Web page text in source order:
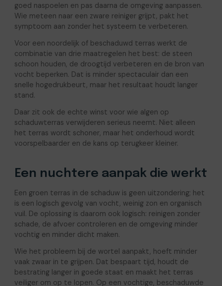
goed naspoelen en pas daarna de omgeving aanpassen.
Wie meteen naar een zware reiniger grijpt, pakt het
symptoom aan zonder het systeem te verbeteren.
Voor een noordelijk of beschaduwd terras werkt de
combinatie van drie maatregelen het best: de steen
schoon houden, de droogtijd verbeteren en de bron van
vocht beperken. Dat is minder spectaculair dan een
snelle hogedrukbeurt, maar het resultaat houdt langer
stand.
Daar zit ook de echte winst voor wie algen op
schaduwterras verwijderen serieus neemt. Niet alleen
het terras wordt schoner, maar het onderhoud wordt
voorspelbaarder en de kans op terugkeer kleiner.
Een nuchtere aanpak die werkt
Een groen terras in de schaduw is geen uitzondering; het
is een logisch gevolg van vocht, weinig zon en organisch
vuil. De oplossing is daarom ook logisch: reinigen zonder
schade, de afvoer controleren en de omgeving minder
vochtig en minder dicht maken.
Wie het probleem bij de wortel aanpakt, hoeft minder
vaak zwaar in te grijpen. Dat bespaart tijd, houdt de
bestrating langer in goede staat en maakt het terras
veiliger om op te lopen. Op een vochtige, beschaduwde